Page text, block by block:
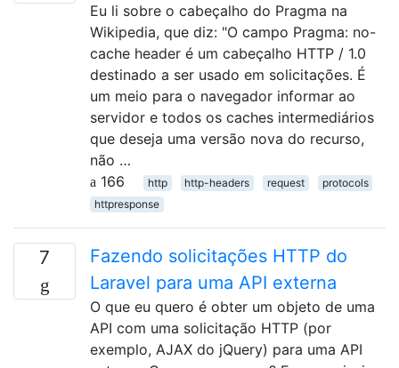
Eu li sobre o cabeçalho do Pragma na
Wikipedia, que diz: "O campo Pragma: no-
cache header é um cabeçalho HTTP / 1.0
destinado a ser usado em solicitações. É
um meio para o navegador informar ao
servidor e todos os caches intermediários
que deseja uma versão nova do recurso,
não …
166
http http-headers request
protocols
httpresponse
7
Fazendo solicitações HTTP do
Laravel para uma API externa
O que eu quero é obter um objeto de uma
API com uma solicitação HTTP (por
exemplo, AJAX do jQuery) para uma API